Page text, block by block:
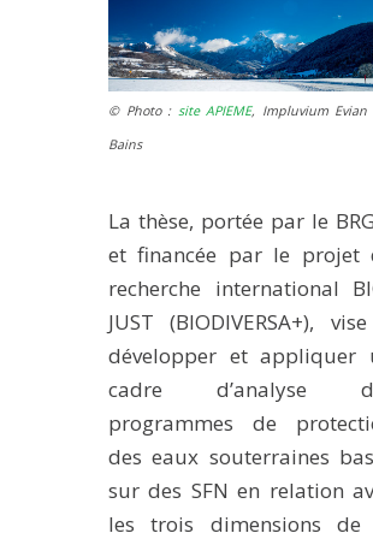
© Photo : site APIEME, Impluvium Evian
Bains
La thèse, portée par le
et financée par le projet
recherche international
JUST (BIODIVERSA+),
développer et appliquer
cadre d’analyse
programmes de
des eaux souterraines
sur des SFN en relation
les trois dimensions de